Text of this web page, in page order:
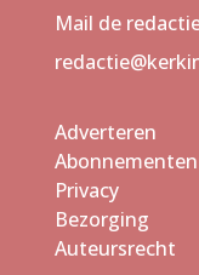
Mail de
Adverteren
Abonnementen
Privacy
Bezorging
Auteursrecht